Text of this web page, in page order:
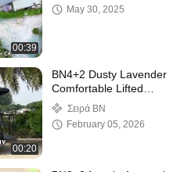
00:39
May 30, 2025
00:20
BN4+2 Dusty Lavender
Comfortable Lifted
Electric Golf Buggy με 4
καθίσματα & 2 πίσω
Σειρά BN
February 05, 2026